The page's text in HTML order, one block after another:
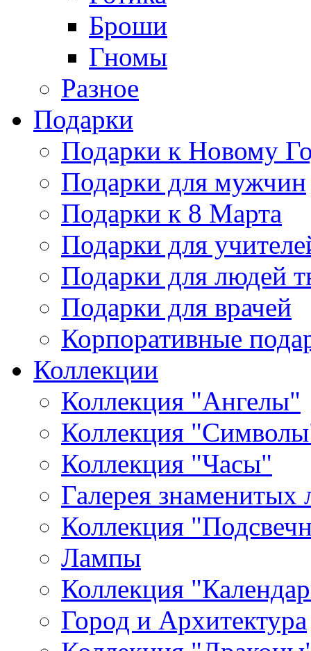
Броши
Гномы
Разное
Подарки
Подарки к Новому
Подарки для мужчин
Подарки к 8 Марта
Подарки для
Подарки для людей
Подарки для врачей
Корпоративные
Коллекции
Коллекция "Ангелы"
Коллекция
Коллекция "Часы"
Галерея знаменитых
Коллекция
Лампы
Коллекция
Город и Архитектура